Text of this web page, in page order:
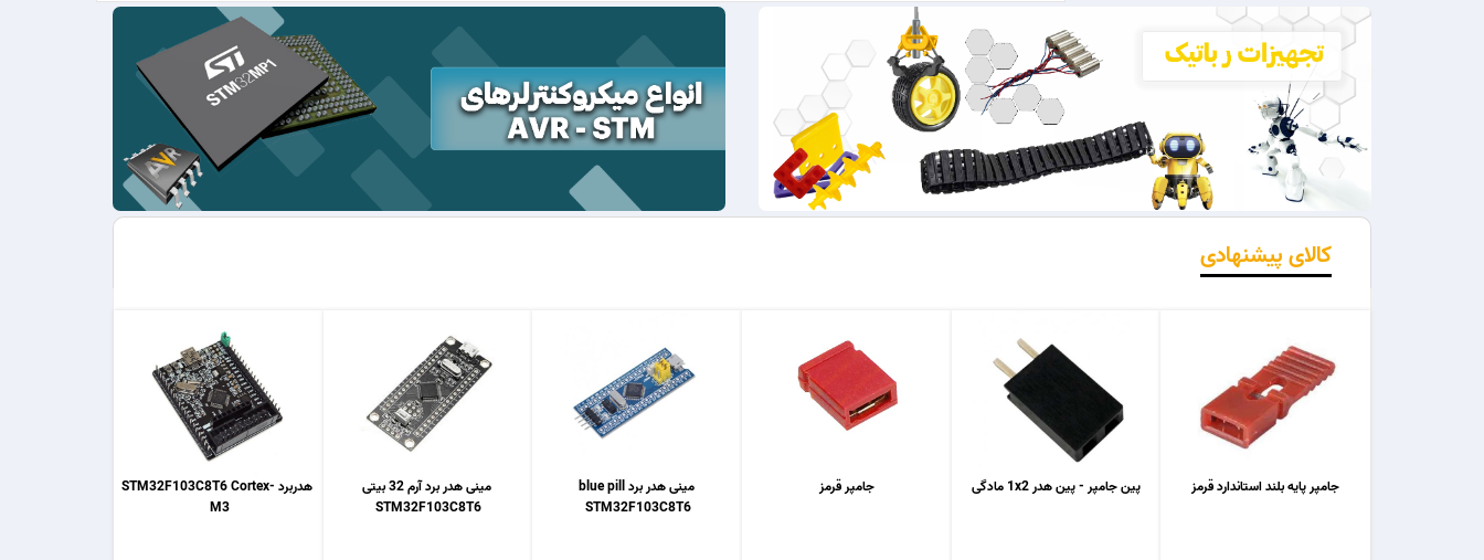
کالای پیشنهادی
هدربرد STM32F103C8T6 Cortex-
M3
مینی هدر برد آرم 32 بیتی
STM32F103C8T6
مینی هدر برد blue pill
STM32F103C8T6
جامپر قرمز پین جامپر - پین هدر 1x2 مادگی جامپر پایه بلند استاندارد قرمز